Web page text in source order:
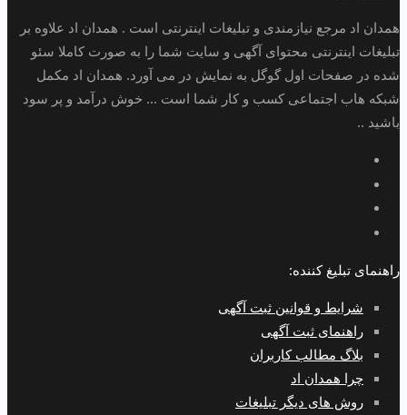
همدان اد مرجع نیازمندی و تبلیغات اینترنتی است . همدان اد علاوه بر
تبلیغات اینترنتی محتوای آگهی و سایت شما را به صورت کاملا سئو
شده در صفحات اول گوگل به نمایش در می آورد. همدان اد مکمل
شبکه هاب اجتماعی کسب و کار شما است ... خوش درآمد و پر سود
باشید ..
راهنمای تبلیغ کننده:
شرایط و قوانین ثبت آگهی
راهنمای ثبت آگهی
بلاگ مطالب کاربران
چرا همدان اد
روش های دیگر تبلیغات